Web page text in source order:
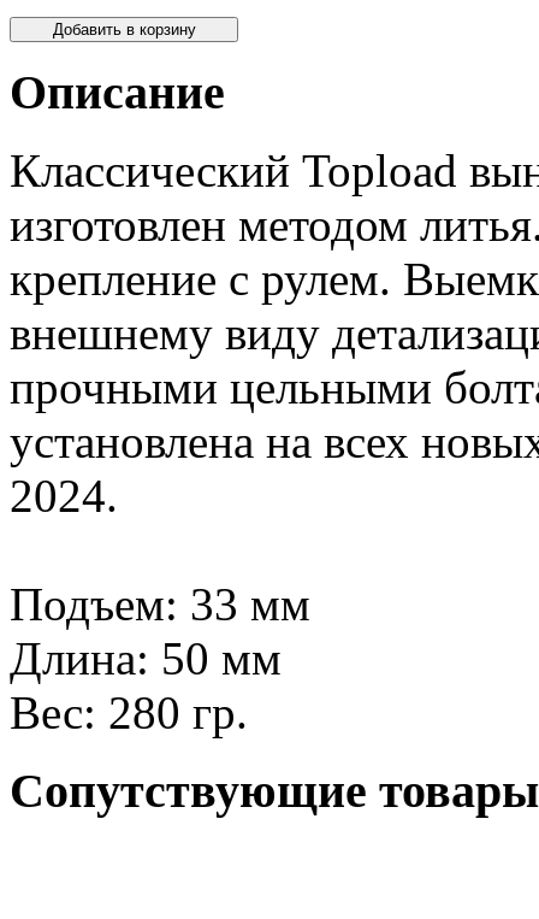
Описание
Классический Topload
изготовлен методом
крепление с рулем.
внешнему виду
прочными цельными
установлена на всех
2024.
Подъем: 33 мм
Длина: 50 мм
Вес: 280 гр.
Сопутствующие товары